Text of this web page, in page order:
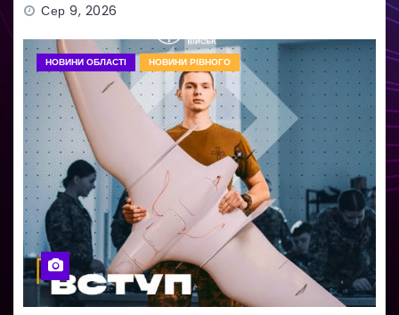
Сер 9, 2026
НОВИНИ ОБЛАСТІ НОВИНИ РІВНОГО